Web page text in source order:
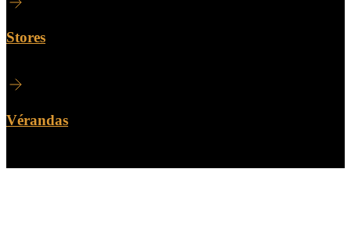
Stores
Vérandas